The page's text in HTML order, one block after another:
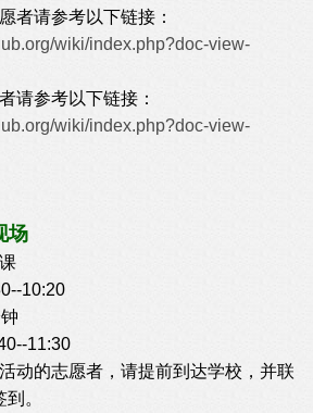
者请参考以下链接：
wiki/index.php?doc-view-
请参考以下链接：
wiki/index.php?doc-view-
场
10:20
11:30
动的志愿者，请提前到达学校，并联
。